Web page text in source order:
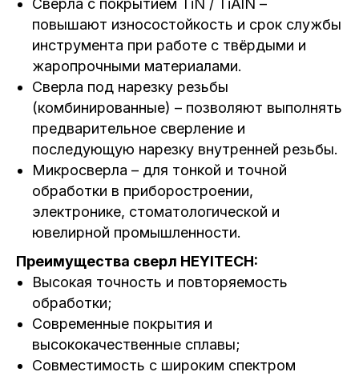
Сверла с покрытием TiN / TiAlN –
повышают износостойкость и срок службы
инструмента при работе с твёрдыми и
жаропрочными материалами.
Сверла под нарезку резьбы
(комбинированные) – позволяют выполнять
предварительное сверление и
последующую нарезку внутренней резьбы.
Микросверла – для тонкой и точной
обработки в приборостроении,
электронике, стоматологической и
ювелирной промышленности.
Преимущества сверл HEYITECH:
Высокая точность и повторяемость
обработки;
Современные покрытия и
высококачественные сплавы;
Совместимость с широким спектром